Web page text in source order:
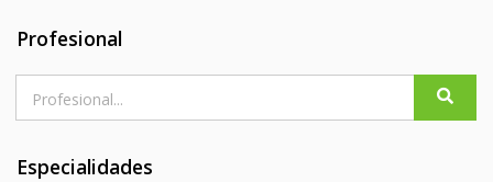
Profesional
Especialidades